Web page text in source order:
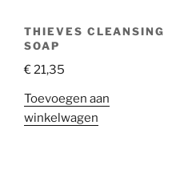
THIEVES CLEANSING
SOAP
€21,35
Toevoegen aan
winkelwagen